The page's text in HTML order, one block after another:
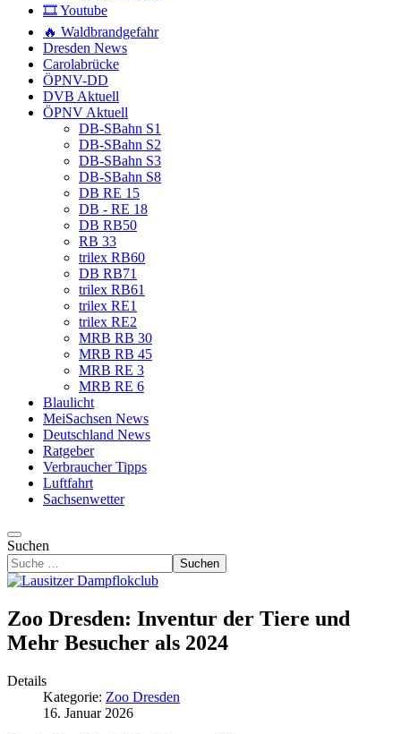
🎞️ Youtube
🔥 Waldbrandgefahr
Dresden News
Carolabrücke
ÖPNV-DD
DVB Aktuell
ÖPNV Aktuell
DB-SBahn S1
DB-SBahn S2
DB-SBahn S3
DB-SBahn S8
DB RE 15
DB - RE 18
DB RB50
RB 33
trilex RB60
DB RB71
trilex RB61
trilex RE1
trilex RE2
MRB RB 30
MRB RB 45
MRB RE 3
MRB RE 6
Blaulicht
MeiSachsen News
Deutschland News
Ratgeber
Verbraucher Tipps
Luftfahrt
Sachsenwetter
Suchen
Suchen
Zoo Dresden: Inventur der Tiere und
Mehr Besucher als 2024
Details
Kategorie: Zoo Dresden
16. Januar 2026